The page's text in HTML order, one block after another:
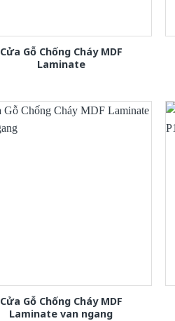
Cửa Gỗ Chống Cháy MDF
Laminate
Cửa Gỗ Chống Cháy MDF
Laminate van ngang